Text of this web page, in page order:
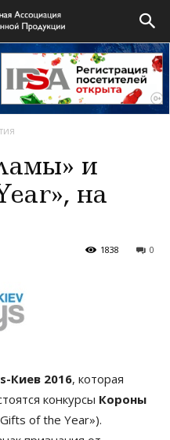
и
на
0
1838
Киев 2016, которая
конкурсы Короны
of the Year»).